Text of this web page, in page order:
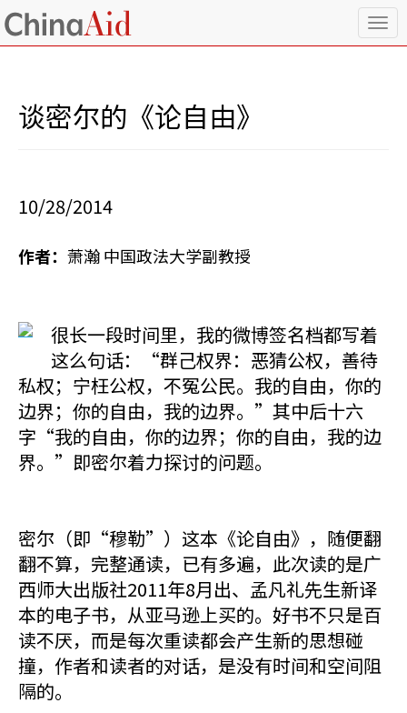
T
o
谈密尔的《论自由》
10/28/2014
作者： 萧瀚 中国政法大学副教授
很长一段时间里，我的微博签名档都写着
这么句话：“群己权界：恶猜公权，善待
私权；宁枉公权，不冤公民。我的自由，你的
边界；你的自由，我的边界。”其中后十六
字“我的自由，你的边界；你的自由，我的边
界。”即密尔着力探讨的问题。
密尔（即“穆勒”）这本《论自由》，随便翻
翻不算，完整通读，已有多遍，此次读的是广
西师大出版社2011年8月出、孟凡礼先生新译
本的电子书，从亚马逊上买的。好书不只是百
读不厌，而是每次重读都会产生新的思想碰
撞，作者和读者的对话，是没有时间和空间阻
隔的。